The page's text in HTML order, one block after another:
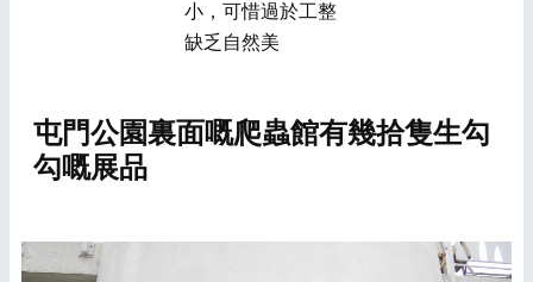
小，可惜過於工整
缺乏自然美
屯門公園裏面嘅爬蟲館有幾拾隻生勾
勾嘅展品